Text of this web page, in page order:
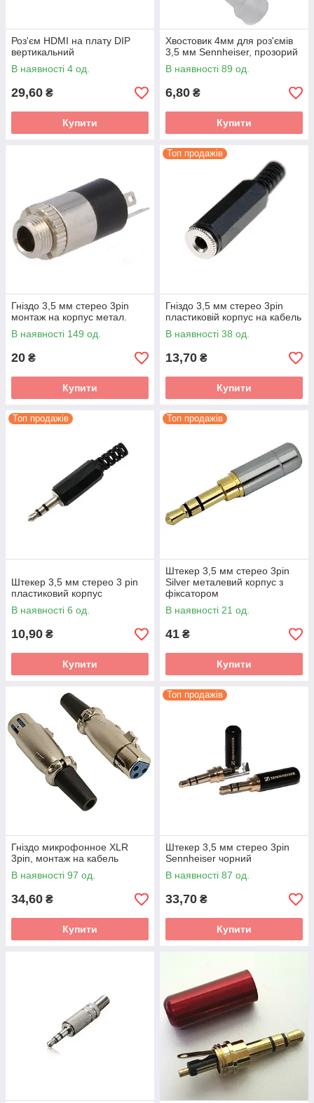
Роз'єм HDMI на плату DIP
вертикальний
В наявності 4 од.
29,60 ₴
Купити
Хвостовик 4мм для роз'ємів
3,5 мм Sennheiser, прозорий
В наявності 89 од.
6,80 ₴
Купити
Гніздо 3,5 мм стерео 3pin
монтаж на корпус метал.
В наявності 149 од.
20 ₴
Купити
Топ продажів
Гніздо 3,5 мм стерео 3pin
пластиковій корпус на кабель
В наявності 38 од.
13,70 ₴
Купити
Топ продажів
Штекер 3,5 мм стерео 3 pin
пластиковий корпус
В наявності 6 од.
10,90 ₴
Купити
Топ продажів
Штекер 3,5 мм стерео 3pin
Silver металевий корпус з
фіксатором
В наявності 21 од.
41 ₴
Купити
Гніздо микрофонное XLR
3pin, монтаж на кабель
В наявності 97 од.
34,60 ₴
Купити
Топ продажів
Штекер 3,5 мм стерео 3pin
Sennheiser чорний
В наявності 87 од.
33,70 ₴
Купити